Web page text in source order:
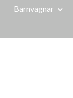
Barnvagnar